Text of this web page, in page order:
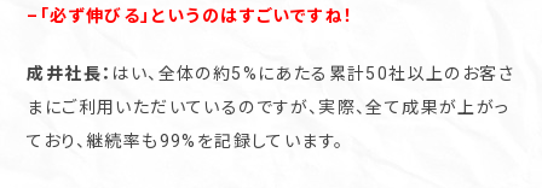
–「必ず伸びる」というのはすごいですね！
成井社長： はい、全体の約5%にあたる累計50社以上のお客さ
まにご利用いただいているのですが、実際、全て成果が上がっ
ており、継続率も99%を記録しています。